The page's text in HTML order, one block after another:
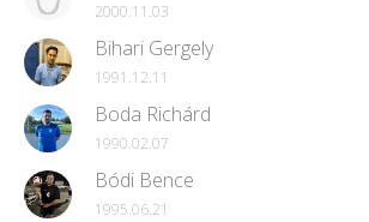
2000.11.03
Bihari Gergely
1991.12.11
Boda Richárd
1990.02.07
Bódi Bence
1995.06.21